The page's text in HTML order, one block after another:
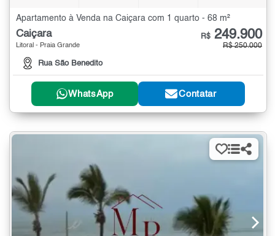
Apartamento à Venda na Caiçara com 1 quarto - 68 m²
Caiçara
Litoral - Praia Grande
Rua São Benedito
R$ 249.900
R$ 250.000
WhatsApp Contatar